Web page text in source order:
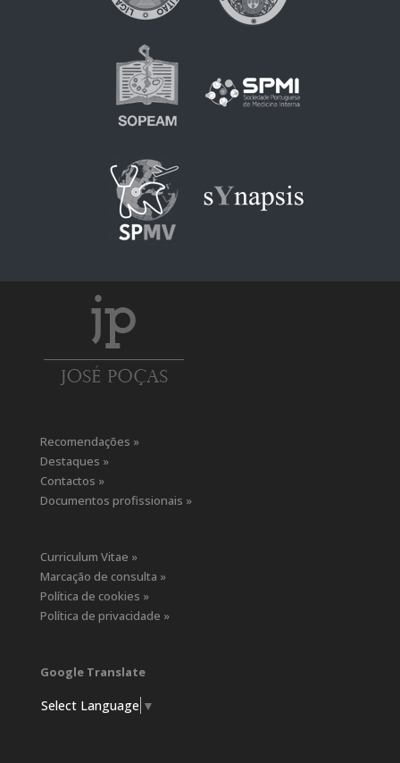
Recomendações »
Destaques »
Contactos »
Documentos profissionais »
Curriculum Vitae »
Marcação de consulta »
Política de cookies »
Política de privacidade »
Google Translate
Select Language ▼